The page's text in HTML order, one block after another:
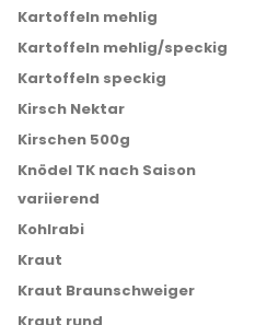
Kartoffeln mehlig
Kartoffeln mehlig/speckig
Kartoffeln speckig
Kirsch Nektar
Kirschen 500g
Knödel TK nach Saison
variierend
Kohlrabi
Kraut
Kraut Braunschweiger